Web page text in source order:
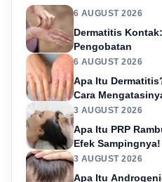
6 AUGUST 2026
Dermatitis
Pengobatan
6 AUGUST 2026
Apa Itu
Cara
3 AUGUST 2026
Apa Itu PRP
Efek Sampingnya!
3 AUGUST 2026
Apa Itu